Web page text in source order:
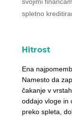
spletno
Hitrost
Ena
Namesto da
čakanje v
oddajo vloge in
preko spleta,